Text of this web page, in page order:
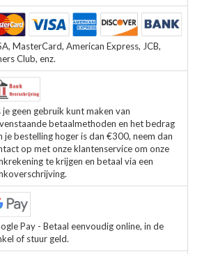
MasterCard, American Express, JCB,
Club, enz.
je geen gebruik kunt maken van
betaalmethoden en het bedrag
je bestelling hoger is dan €300, neem dan
op met onze klantenservice om onze
te krijgen en betaal via een
Pay - Betaal eenvoudig online, in de
of stuur geld.